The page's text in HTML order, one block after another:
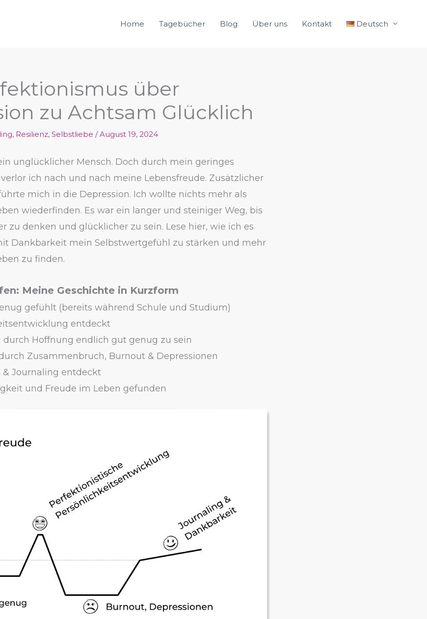
Home Tagebücher Blog Über uns Kontakt Deutsch
über
zu Achtsam Glücklich
, Resilienz, Selbstliebe /August 19, 2024
unglücklicher Mensch. Doch durch mein geringes
ich nach und nach meine Lebensfreude. Zusätzlicher
mich in die Depression. Ich wollte nichts mehr als
wiederfinden. Es war ein langer und steiniger Weg, bis
zu denken und glücklicher zu sein. Lese hier, wie ich es
Dankbarkeit mein Selbstwertgefühl zu stärken und mehr
zu finden.
Meine Geschichte in Kurzform
gefühlt (bereits während Schule und Studium)
entdeckt
durch Hoffnung endlich gut genug zu sein
Zusammenbruch, Burnout & Depressionen
Journaling entdeckt
und Freude im Leben gefunden